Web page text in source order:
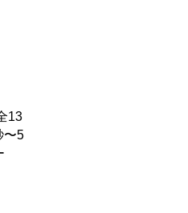
13
〜5